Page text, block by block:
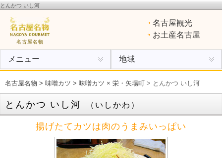
とんかつ いし河
けスパ、小倉トースト、ういろう
名古屋名物
名古屋観光
お土産名古屋
メニュー 地域
名古屋名物 > 味噌カツ > 味噌カツ × 栄・矢場町 > とんかつ いし河
とんかつ いし河 （いしかわ）
揚げたてカツは肉のうまみいっぱい